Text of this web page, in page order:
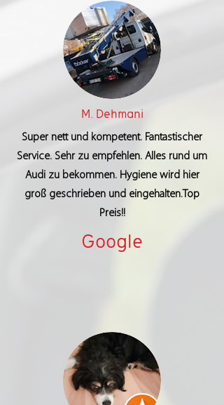
M. Dehmani
Super nett und kompetent. Fantastischer
Service. Sehr zu empfehlen. Alles rund um
Audi zu bekommen. Hygiene wird hier
groß geschrieben und eingehalten.Top
Preis!!
Google